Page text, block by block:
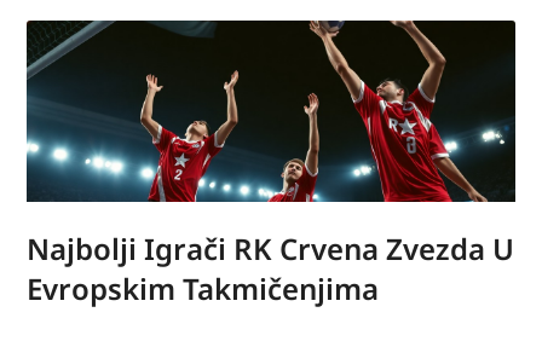
Najbolji Igrači RK Crvena Zvezda U
Evropskim Takmičenjima